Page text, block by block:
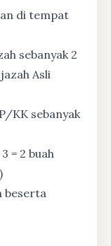
di tempat
sebanyak 2
Asli
KK sebanyak
= 2 buah
beserta